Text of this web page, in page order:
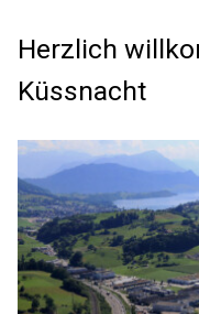
Herzlich
Küssnacht